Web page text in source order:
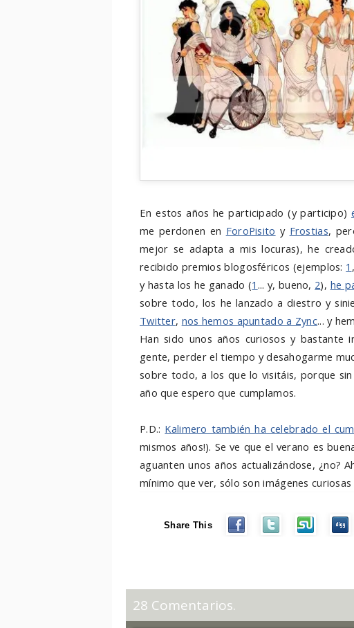
En estos años he participado (y participo)
me perdonen en ForoPisito y Frostias,
mejor se adapta a mis locuras), he
recibido premios blogosféricos (ejemplos: 1 ,
y hasta los he ganado (1 ... y, bueno, 2), he
sobre todo, los he lanzado a diestro y
Twitter, nos hemos apuntado a Zync... y
Han sido unos años curiosos y bastante
gente, perder el tiempo y desahogarme
sobre todo, a los que lo visitáis, porque
año que espero que cumplamos.
P.D.: Kalimero también ha celebrado el
mismos años!). Se ve que el verano es
aguanten unos años actualizándose, ¿no?
mínimo que ver, sólo son imágenes
Share This
28 Comentarios.